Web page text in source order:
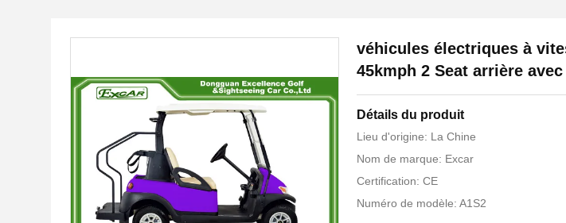
véhicules électriques à
45kmph 2 Seat arrière
Détails du produit
Lieu d'origine: La Chine
Nom de marque: Excar
Certification: CE
Numéro de modèle: A1S2